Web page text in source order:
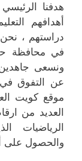
هدفنا
أهدافهم
دراستهم ،
في محافظة
ونسعى
عن التفوق في
موقع كويت
العديد من
الرياضيات
والحصول على